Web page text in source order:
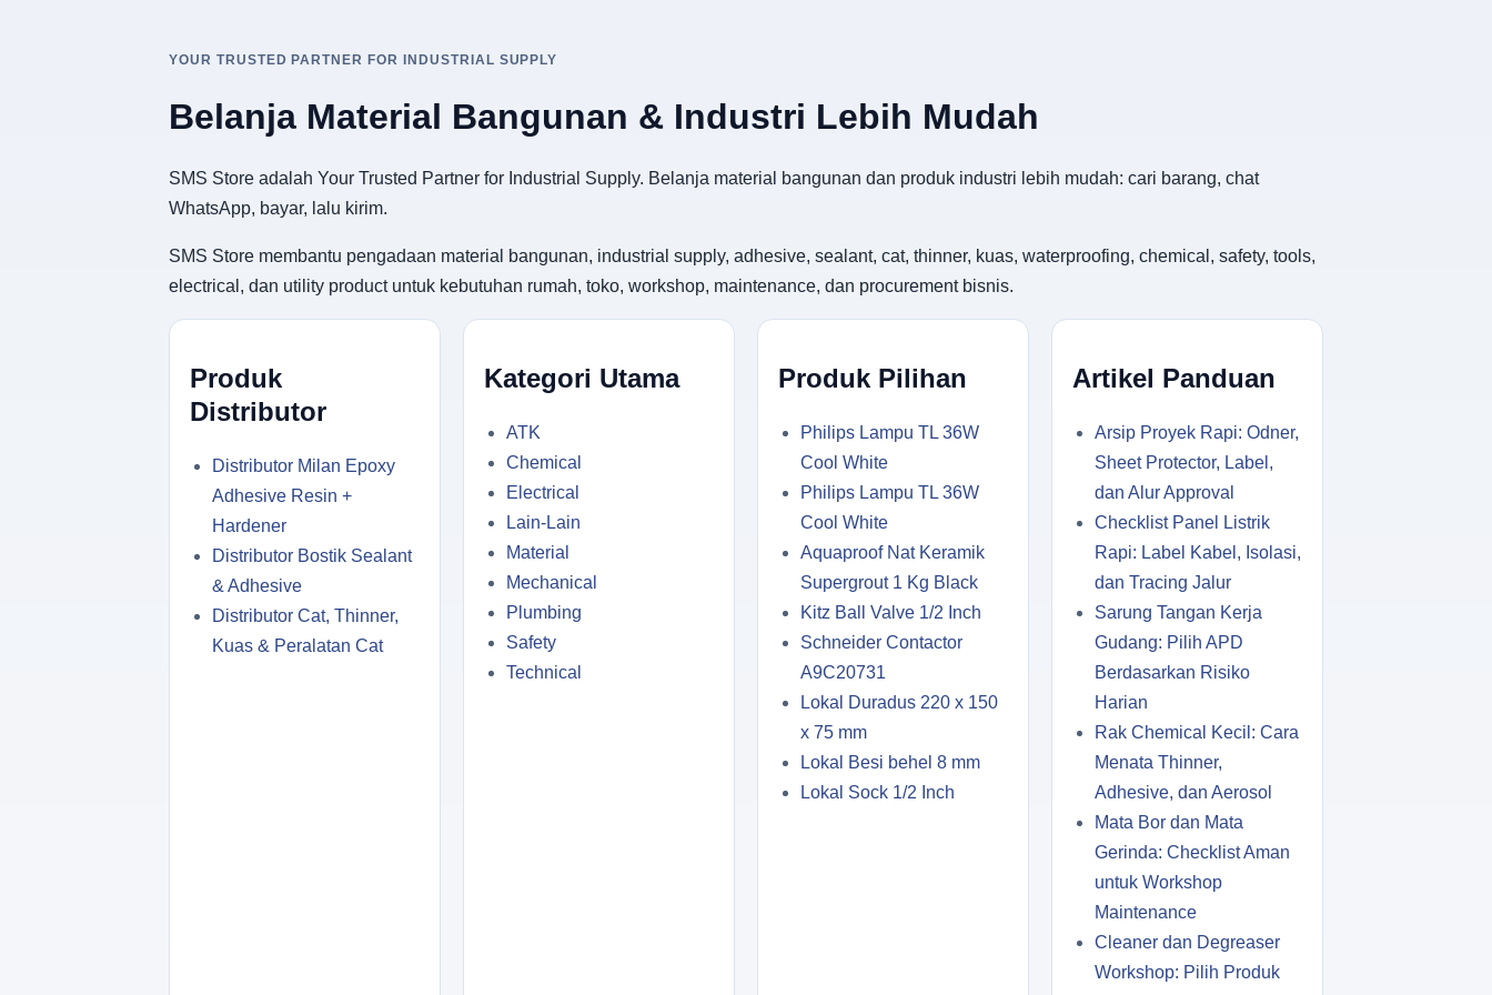
YOUR TRUSTED PARTNER FOR INDUSTRIAL SUPPLY
Belanja Material Bangunan & Industri Lebih Mudah
SMS Store adalah Your Trusted Partner for Industrial Supply. Belanja material bangunan dan produk industri lebih mudah: cari barang, chat
WhatsApp, bayar, lalu kirim.
SMS Store membantu pengadaan material bangunan, industrial supply, adhesive, sealant, cat, thinner, kuas, waterproofing, chemical, safety, tools,
electrical, dan utility product untuk kebutuhan rumah, toko, workshop, maintenance, dan procurement bisnis.
Produk
Distributor
Distributor Milan Epoxy
Adhesive Resin +
Hardener
Distributor Bostik Sealant
& Adhesive
Distributor Cat, Thinner,
Kuas & Peralatan Cat
Kategori Utama
ATK
Chemical
Electrical
Lain-Lain
Material
Mechanical
Plumbing
Safety
Technical
Produk Pilihan
Philips Lampu TL 36W
Cool White
Philips Lampu TL 36W
Cool White
Aquaproof Nat Keramik
Supergrout 1 Kg Black
Kitz Ball Valve 1/2 Inch
Schneider Contactor
A9C20731
Lokal Duradus 220 x 150
x 75 mm
Lokal Besi behel 8 mm
Lokal Sock 1/2 Inch
Artikel Panduan
Arsip Proyek Rapi: Odner,
Sheet Protector, Label,
dan Alur Approval
Checklist Panel Listrik
Rapi: Label Kabel, Isolasi,
dan Tracing Jalur
Sarung Tangan Kerja
Gudang: Pilih APD
Berdasarkan Risiko
Harian
Rak Chemical Kecil: Cara
Menata Thinner,
Adhesive, dan Aerosol
Mata Bor dan Mata
Gerinda: Checklist Aman
untuk Workshop
Maintenance
Cleaner dan Degreaser
Workshop: Pilih Produk